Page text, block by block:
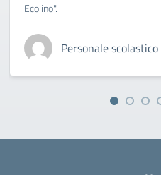
Ecolino".
Personale scolastico